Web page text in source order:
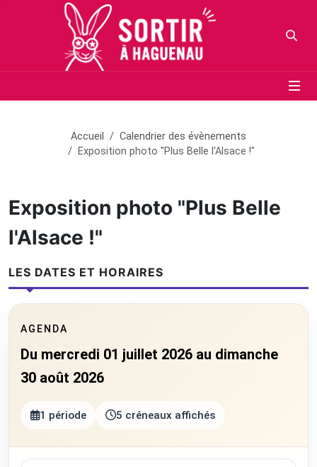
Aller au contenu principal
Aller au menu
Aller au moteur de recherche
Accueil
Calendrier des évènements
Exposition photo "Plus Belle l'Alsace !"
Exposition photo "Plus Belle
l'Alsace !"
LES DATES ET HORAIRES
AGENDA
Du mercredi 01 juillet 2026 au dimanche
30 août 2026
1 période 5 créneaux affichés
Panneau de gestion des cookies